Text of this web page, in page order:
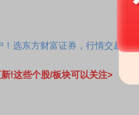
！选东方财富证券，行情交易一
!这些个股/板块可以关注>